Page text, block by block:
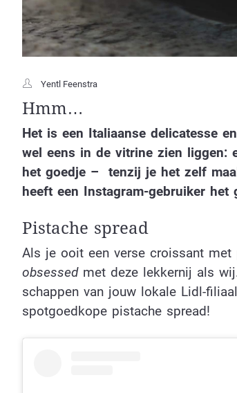
Yentl Feenstra
Hmm…
Het is een Italiaanse delicatesse
wel eens in de vitrine zien liggen:
het goedje – tenzij je het zelf
heeft een Instagram-gebruiker
Pistache spread
Als je ooit een verse croissant
obsessedmet deze lekkernij als
schappen van jouw lokale Lidl-
spotgoedkope pistache spread!